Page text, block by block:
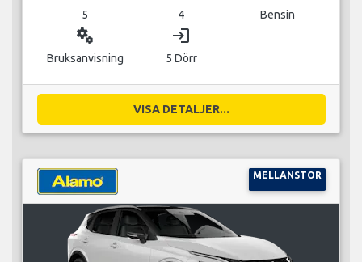
5 4 Bensin
miscellaneous_services
Bruksanvisning
login
5 Dörr
VISA DETALJER...
MELLANSTOR